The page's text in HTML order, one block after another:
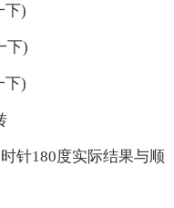
下)
下)
下)
针180度实际结果与顺